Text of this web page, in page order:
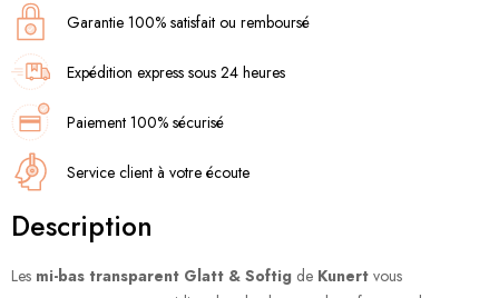
Garantie 100% satisfait ou remboursé
Expédition express sous 24 heures
Paiement 100% sécurisé
Service client à votre écoute
Description
Les mi-bas transparent Glatt & Softig de Kunert vous